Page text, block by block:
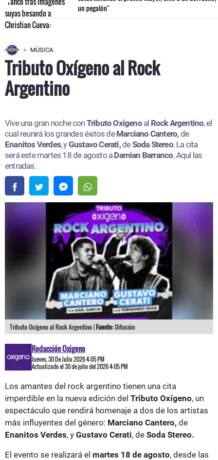
un pegalón"
MÚSICA
Tributo Oxígeno al Rock
Argentino
Vive una gran noche conTributo Oxígenoal Rock Argentino, el
cual reunirá los grandes éxitos deMarciano Cantero,de
Enanitos Verdes, yGustavo Cerati,deSoda Stereo. La cita
será este martes 18 de agosto a Damian Barranco. Aquí las
entradas.​
Tributo Oxígeno al Rock Argentino |Fuente:Difusión
Redacción Oxigeno
Jueves, 30 De Julio 2026 4:05 PM
Actualizado el 30 de julio del 2026 4:05 PM
Los amantes del rock argentino tienen una cita
imperdible en la nueva edición del Tributo Oxígeno, un
espectáculo que rendirá homenaje a dos de los artistas
más influyentes del género: Marciano Cantero, de
Enanitos Verdes, y Gustavo Cerati, de Soda Stereo.
El evento se realizará el martes 18 de agosto, desde las